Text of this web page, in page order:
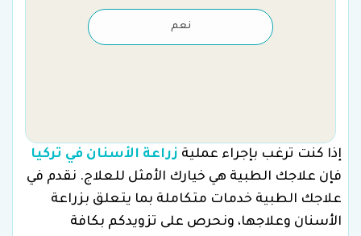
نعم
إذا كنت ترغب بإجراء عملية زراعة الأسنان في تركيا
فإن علاجك الطبية هي خيارك الأمثل للعلاج. نقدم في
علاجك الطبية خدمات متكاملة بما يتعلق بزراعة
الأسنان وعلاجها، ونحرص على تزويدكم بكافة